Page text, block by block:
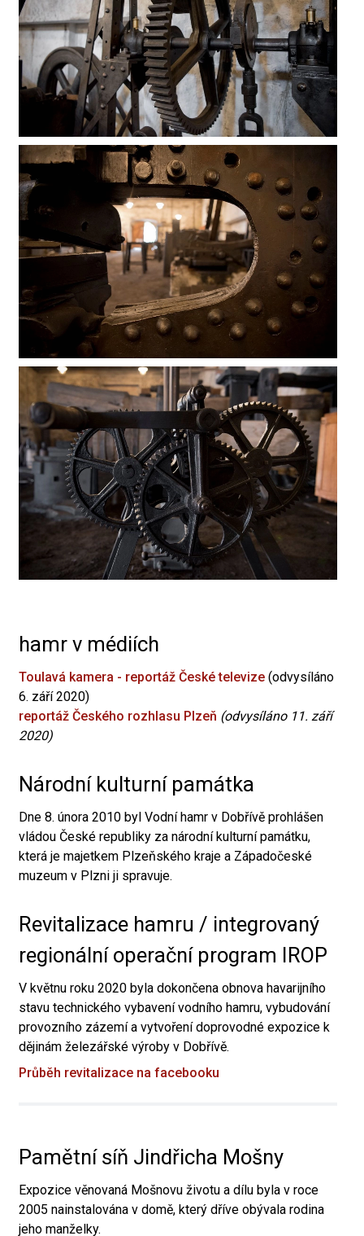
hamr v médiích
Toulavá kamera - reportáž České televize (odvysíláno
6. září 2020)
reportáž Českého rozhlasu Plzeň (odvysíláno 11. září
2020)
Národní kulturní památka
Dne 8. února 2010 byl Vodní hamr v Dobřívě prohlášen
vládou České republiky za národní kulturní památku,
která je majetkem Plzeňského kraje a Západočeské
muzeum v Plzni ji spravuje.
Revitalizace hamru / integrovaný
regionální operační program IROP
V květnu roku 2020 byla dokončena obnova havarijního
stavu technického vybavení vodního hamru, vybudování
provozního zázemí a vytvoření doprovodné expozice k
dějinám železářské výroby v Dobřívě.
Průběh revitalizace na facebooku
Pamětní síň Jindřicha Mošny
Expozice věnovaná Mošnovu životu a dílu byla v roce
2005 nainstalována v domě, který dříve obývala rodina
jeho manželky.